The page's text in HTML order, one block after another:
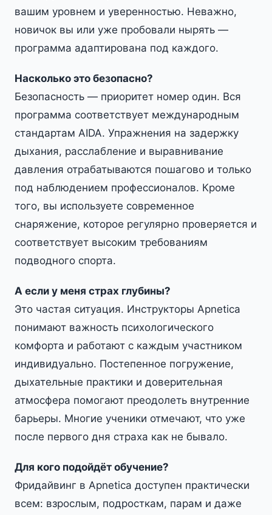
вашим уровнем и уверенностью. Неважно,
новичок вы или уже пробовали нырять —
программа адаптирована под каждого.
Насколько это безопасно?
Безопасность — приоритет номер один. Вся
программа соответствует международным
стандартам AIDA. Упражнения на задержку
дыхания, расслабление и выравнивание
давления отрабатываются пошагово и только
под наблюдением профессионалов. Кроме
того, вы используете современное
снаряжение, которое регулярно проверяется и
соответствует высоким требованиям
подводного спорта.
А если у меня страх глубины?
Это частая ситуация. Инструкторы Apnetica
понимают важность психологического
комфорта и работают с каждым участником
индивидуально. Постепенное погружение,
дыхательные практики и доверительная
атмосфера помогают преодолеть внутренние
барьеры. Многие ученики отмечают, что уже
после первого дня страха как не бывало.
Для кого подойдёт обучение?
Фридайвинг в Apnetica доступен практически
всем: взрослым, подросткам, парам и даже